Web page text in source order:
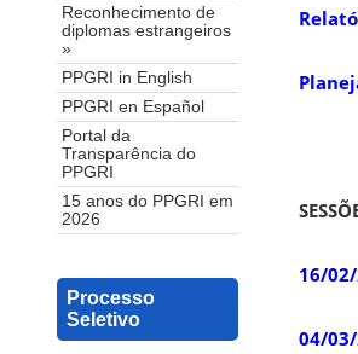
Reconhecimento de
diplomas estrangeiros
»
PPGRI in English
PPGRI en Español
Portal da
Transparência do
PPGRI
15 anos do PPGRI em
2026
Processo
Seletivo
16/
04/